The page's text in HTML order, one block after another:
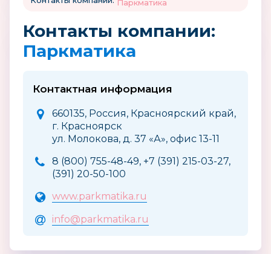
Паркматика
Контакты компании:
Паркматика
Контактная информация
660135, Россия, Красноярский край,
г. Красноярск
ул. Молокова, д. 37 «А», офис 13-11
8 (800) 755-48-49, +7 (391) 215-03-27,
(391) 20-50-100
www.parkmatika.ru
info@parkmatika.ru